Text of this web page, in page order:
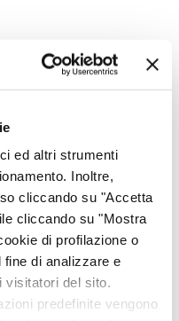
ed altri strumenti
Inoltre,
cliccando su "Accetta
cliccando su "Mostra
di profilazione o
di analizzare e
visitatori del sito.
predefinite vengono